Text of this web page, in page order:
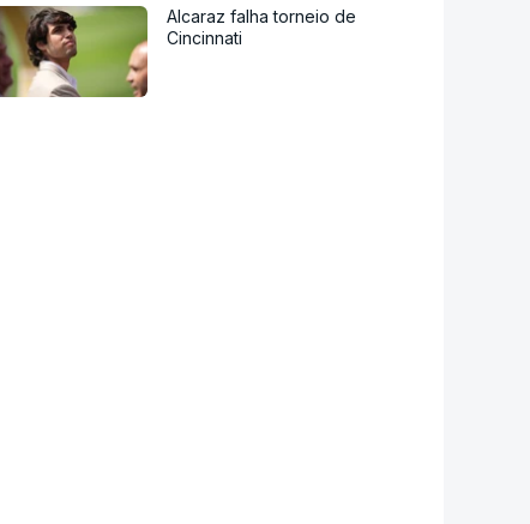
Alcaraz falha torneio de
Cincinnati